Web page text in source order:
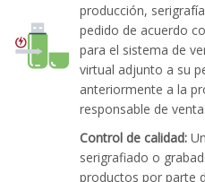
producción,
pedido de acuerdo
para el sistema de
virtual adjunto a su
anteriormente a la
responsable de
Control de calidad:
serigrafiado o
productos por parte